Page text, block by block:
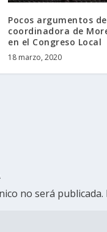
Pocos argumentos
coordinadora de
en el Congreso Local
18 marzo, 2020
no será publicada.